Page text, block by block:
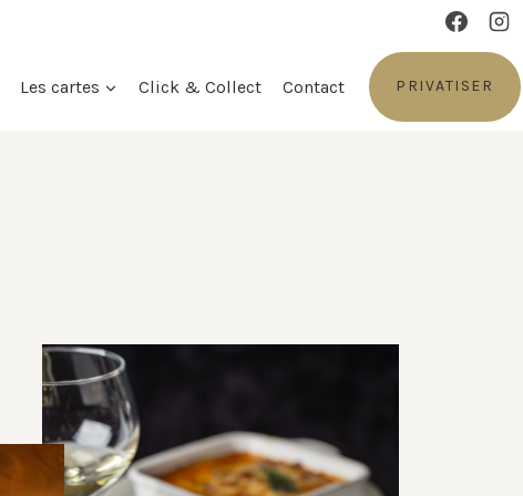
Les cartes Click & Collect Contact PRIVATISER